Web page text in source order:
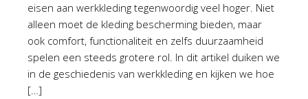
eisen aan werkkleding tegenwoordig veel hoger. Niet
alleen moet de kleding bescherming bieden, maar
ook comfort, functionaliteit en zelfs duurzaamheid
spelen een steeds grotere rol. In dit artikel duiken we
in de geschiedenis van werkkleding en kijken we hoe
[…]